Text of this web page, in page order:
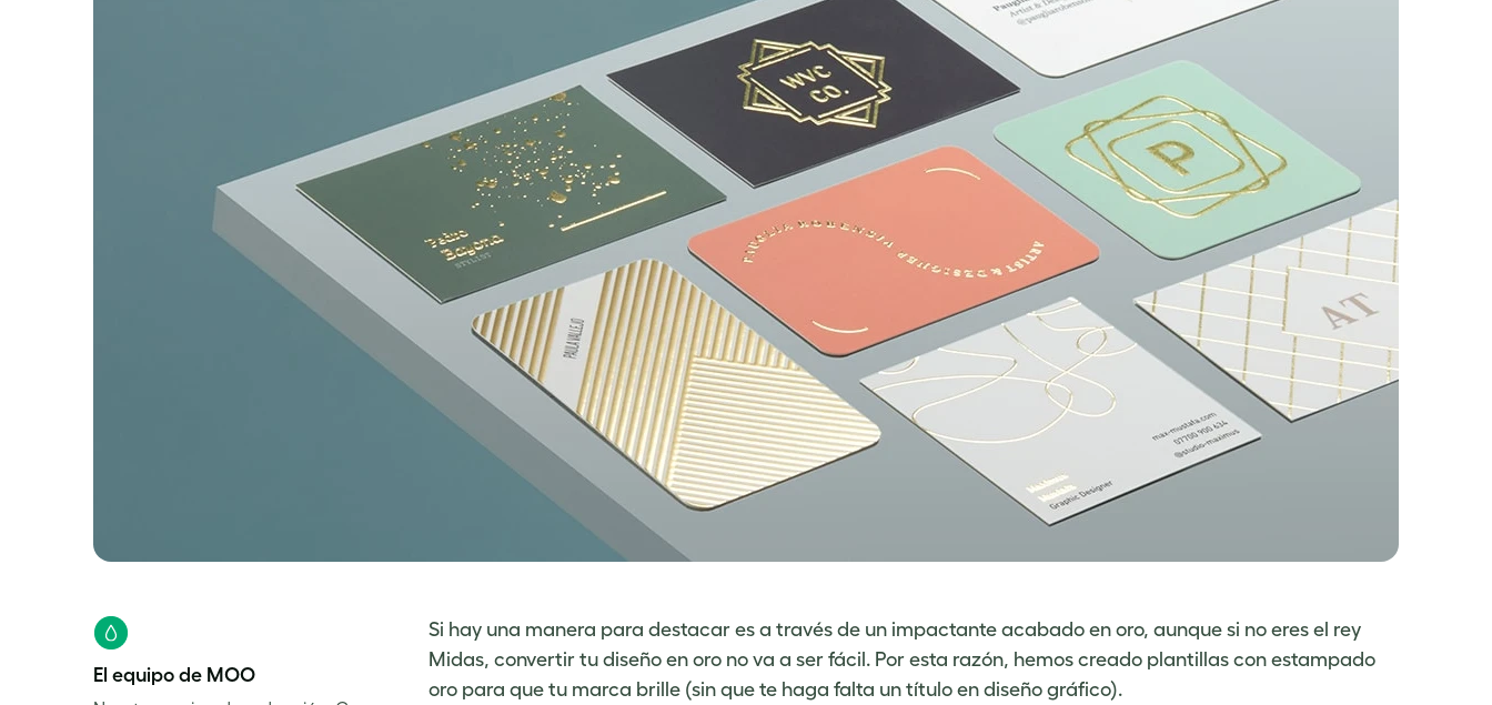
Si hay una manera para destacar es a través de un impactante acabado en oro, aunque si no eres el rey
Midas, convertir tu diseño en oro no va a ser fácil. Por esta razón, hemos creado plantillas con estampado
oro para que tu marca brille (sin que te haga falta un título en diseño gráfico).
El equipo de MOO